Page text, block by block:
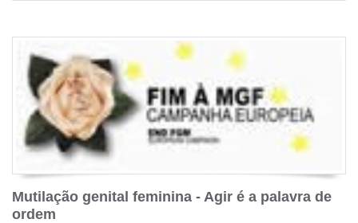
Mutilação genital feminina - Agir é a palavra de
ordem